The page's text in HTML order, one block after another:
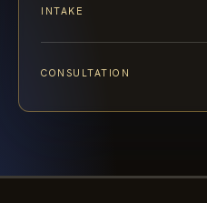
INTAKE
CONSULTATION